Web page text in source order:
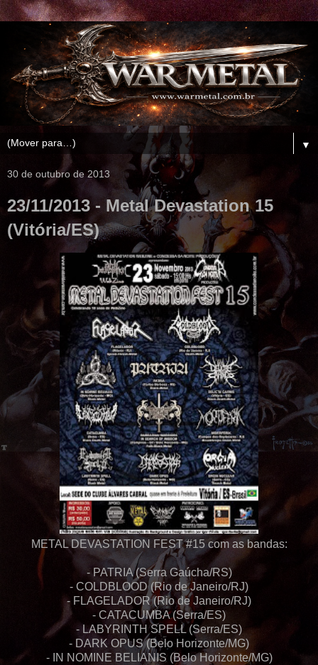
▼
30 de outubro de 2013
23/11/2013 - Metal Devastation 15
(Vitória/ES)
METAL DEVASTATION FEST #15 com as bandas:
- PATRIA (Serra Gaúcha/RS)
- COLDBLOOD (Rio de Janeiro/RJ)
- FLAGELADOR (Rio de Janeiro/RJ)
- CATACUMBA (Serra/ES)
- LABYRINTH SPELL (Serra/ES)
- DARK OPUS (Belo Horizonte/MG)
- IN NOMINE BELIANIS (Belo Horizonte/MG)